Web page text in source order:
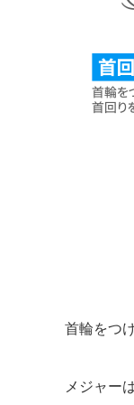
首輪をつ
メジャー